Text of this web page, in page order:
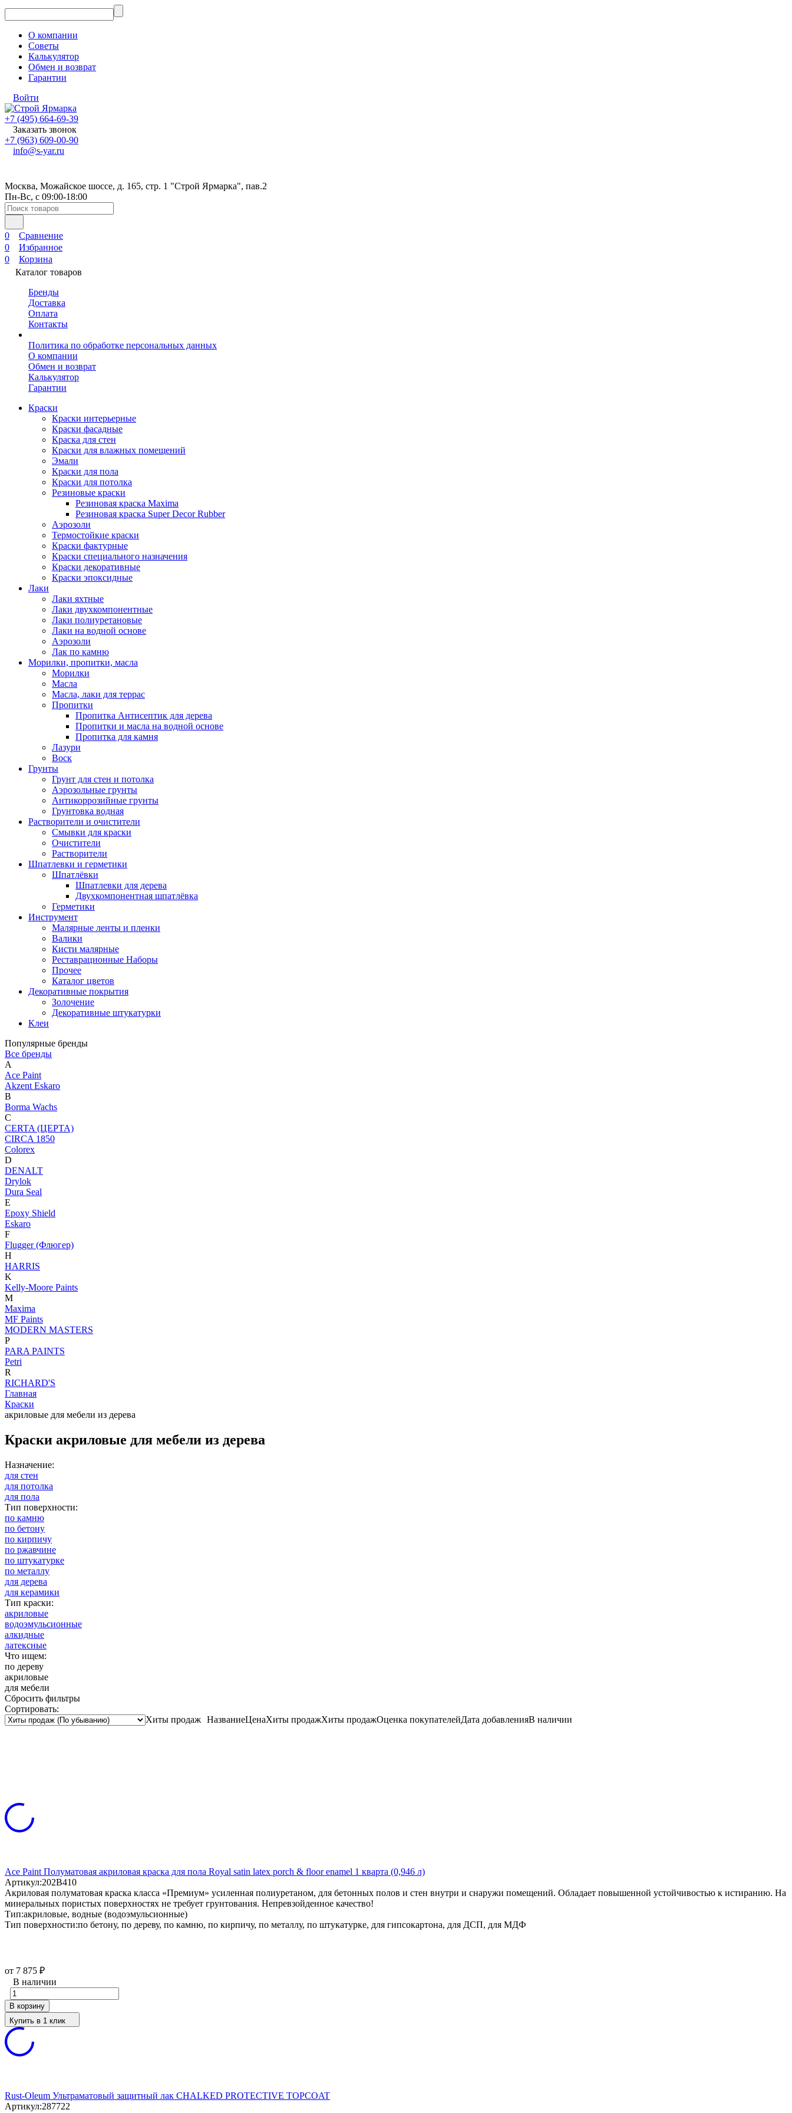
О компании
Советы
Калькулятор
Обмен и возврат
Гарантии
Войти
+7 (495) 664-69-39
Заказать звонок
+7 (963) 609-00-90
info@s-yar.ru
Москва, Можайское шоссе, д. 165, стр. 1 "Строй Ярмарка", пав.2
Пн-Вс, с 09:00-18:00
0
Сравнение
0
Избранное
0
Корзина
Каталог товаров
Бренды
Доставка
Оплата
Контакты
Политика по обработке персональных данных
О компании
Обмен и возврат
Калькулятор
Гарантии
Краски
Краски интерьерные
Краски фасадные
Краска для стен
Краски для влажных помещений
Эмали
Краски для пола
Краски для потолка
Резиновые краски
Резиновая краска Maxima
Резиновая краска Super Decor Rubber
Аэрозоли
Термостойкие краски
Краски фактурные
Краски специального назначения
Краски декоративные
Краски эпоксидные
Лаки
Лаки яхтные
Лаки двухкомпонентные
Лаки полиуретановые
Лаки на водной основе
Аэрозоли
Лак по камню
Морилки, пропитки, масла
Морилки
Масла
Масла, лаки для террас
Пропитки
Пропитка Антисептик для дерева
Пропитки и масла на водной основе
Пропитка для камня
Лазури
Воск
Грунты
Грунт для стен и потолка
Аэрозольные грунты
Антикоррозийные грунты
Грунтовка водная
Растворители и очистители
Смывки для краски
Очистители
Растворители
Шпатлевки и герметики
Шпатлёвки
Шпатлевки для дерева
Двухкомпонентная шпатлёвка
Герметики
Инструмент
Малярные ленты и пленки
Валики
Кисти малярные
Реставрационные Наборы
Прочее
Каталог цветов
Декоративные покрытия
Золочение
Декоративные штукатурки
Клеи
Популярные бренды
Все бренды
A
Ace Paint
Akzent Eskaro
B
Borma Wachs
C
CERTA (ЦЕРТА)
CIRCA 1850
Colorex
D
DENALT
Drylok
Dura Seal
E
Epoxy Shield
Eskaro
F
Flugger (Флюгер)
H
HARRIS
K
Kelly-Moore Paints
M
Maxima
MF Paints
MODERN MASTERS
P
PARA PAINTS
Petri
R
RICHARD'S
Главная
Краски
акриловые для мебели из дерева
Краски акриловые для мебели из дерева
Назначение:
для стен
для потолка
для пола
Тип поверхности:
по камню
по бетону
по кирпичу
по ржавчине
по штукатурке
по металлу
для дерева
для керамики
Тип краски:
акриловые
водоэмульсионные
алкидные
латексные
Что ищем:
по дереву
акриловые
для мебели
Сбросить фильтры
Сортировать:
Хиты продаж НазваниеЦенаХиты продажХиты продажОценка покупателейДата добавленияВ наличии
Ace Paint Полуматовая акриловая краска для пола Royal satin latex porch & floor enamel 1 кварта (0,946 л)
Артикул:202B410
Aкриловая полуматовая краска класса «Премиум» усиленная полиуретаном, для бетонных полов и стен внутри и снаружи помещений. Обладает повышенной устойчивостью к истиранию. На
минеральных пористых поверхностях не требует грунтования. Непревзойденное качество!
Тип:акриловые, водные (водоэмульсионные)
Тип поверхности:по бетону, по дереву, по камню, по кирпичу, по металлу, по штукатурке, для гипсокартона, для ДСП, для МДФ
от 7 875 ₽
В наличии
В корзину
Купить в 1 клик
Rust-Oleum Ультраматовый защитный лак CHALKED PROTECTIVE TOPCOAT
Артикул:287722